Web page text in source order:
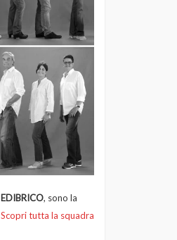
EDIBRICO, sono la
Scopri tutta la squadra